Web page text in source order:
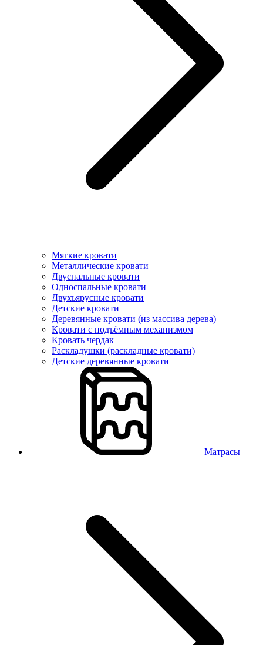
Мягкие кровати
Металлические кровати
Двуспальные кровати
Односпальные кровати
Двухъярусные кровати
Детские кровати
Деревянные кровати (из массива дерева)
Кровати с подъёмным механизмом
Кровать чердак
Раскладушки (раскладные кровати)
Детские деревянные кровати
Матрасы